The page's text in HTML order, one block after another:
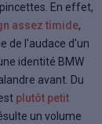
En effet,
assez timide,
de l'audace d'un
identité BMW
avant. Du
plutôt petit
un volume